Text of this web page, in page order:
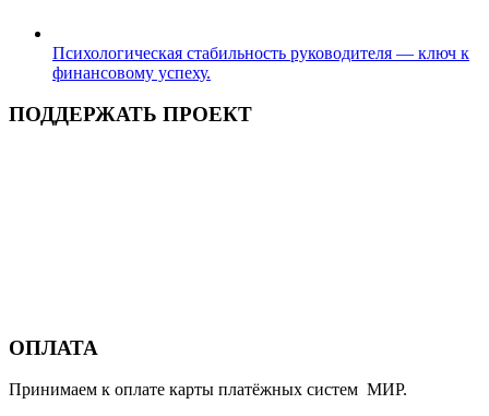
Психологическая стабильность руководителя — ключ к
финансовому успеху.
ПОДДЕРЖАТЬ ПРОЕКТ
ОПЛАТА
Принимаем к оплате карты платёжных систем МИР.